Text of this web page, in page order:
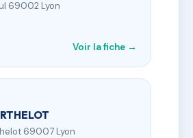
69002 Lyon
Voir la fiche →
69007 Lyon